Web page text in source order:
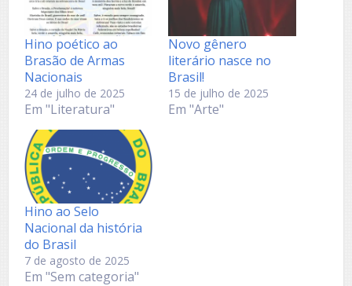
Hino poético ao
Brasão de Armas
Nacionais
24 de julho de 2025
Em "Literatura"
Novo gênero
literário nasce no
Brasil!
15 de julho de 2025
Em "Arte"
Hino ao Selo
Nacional da história
do Brasil
7 de agosto de 2025
Em "Sem categoria"